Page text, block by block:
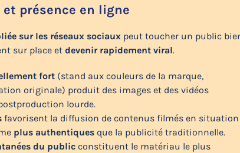
présence en ligne
sur les réseaux sociauxpeut toucher un public
sur place et devenir rapidement viral.
fort(stand aux couleurs de la marque,
originale) produit des images et des vidéos
lourde.
favorisent la diffusion de contenus filmés en situation
plus authentiquesque la publicité traditionnelle.
du publicconstituent le matériau le plus